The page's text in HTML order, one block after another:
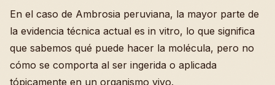
En el caso de Ambrosia peruviana, la mayor parte de
la evidencia técnica actual es in vitro, lo que significa
que sabemos qué puede hacer la molécula, pero no
cómo se comporta al ser ingerida o aplicada
tópicamente en un organismo vivo.